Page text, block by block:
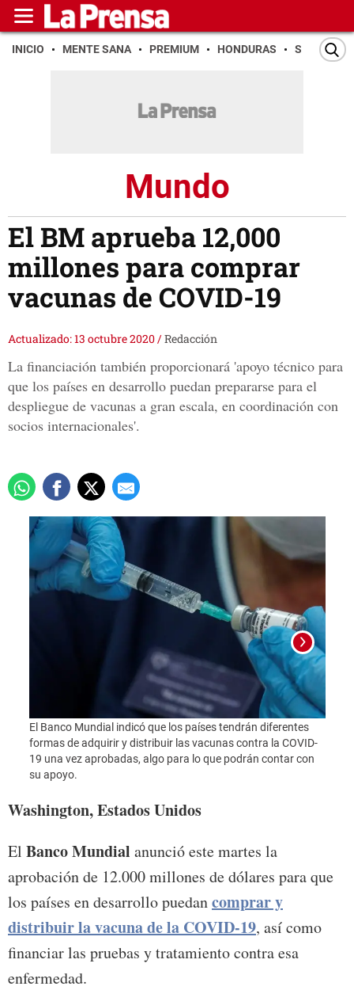
INICIO MENTE SANA PREMIUM HONDURAS SAN PEDRO
Mundo
El BM aprueba 12,000
millones para comprar
vacunas de COVID-19
Actualizado: 13 octubre 2020/Redacción
La financiación también proporcionará 'apoyo técnico para
que los países en desarrollo puedan prepararse para el
despliegue de vacunas a gran escala, en coordinación con
socios internacionales'.
El Banco Mundial indicó que los países tendrán diferentes
formas de adquirir y distribuir las vacunas contra la COVID-
19 una vez aprobadas, algo para lo que podrán contar con
su apoyo.
Washington, Estados Unidos
El Banco Mundial anunció este martes la
aprobación de 12.000 millones de dólares para que
los países en desarrollo puedancomprar y
distribuir la vacuna de la COVID-19, así como
financiar las pruebas y tratamiento contra esa
enfermedad.